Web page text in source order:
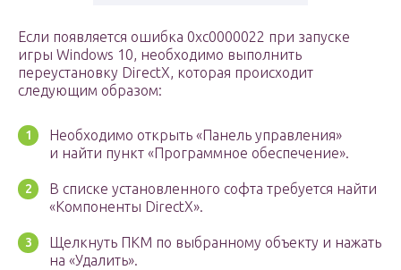
Если появляется ошибка 0xc0000022 при запуске
игры Windows 10, необходимо выполнить
переустановку DirectX, которая происходит
следующим образом:
Необходимо открыть «Панель управления»
и найти пункт «Программное обеспечение».
В списке установленного софта требуется найти
«Компоненты DirectX».
Щелкнуть ПКМ по выбранному объекту и нажать
на «Удалить».